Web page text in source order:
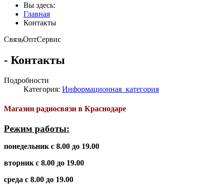
Вы здесь:
Главная
Контакты
СвязьОптСервис
- Контакты
Подробности
Категория: Информационная_категория
Магазин радиосвязи в Краснодаре
Режим работы:
понедельник с 8.00 до 19.00
вторник с 8.00 до 19.00
среда с 8.00 до 19.00